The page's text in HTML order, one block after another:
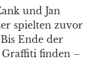
und Jan
spielten zuvor
Ende der
Graffiti finden –